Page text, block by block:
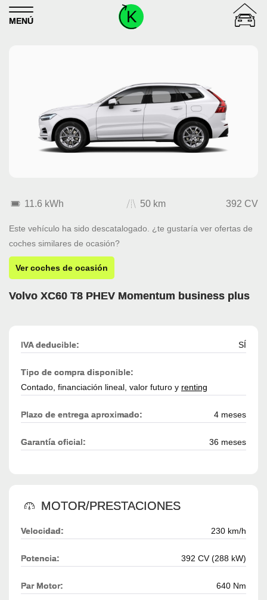
Skip to content
MENÚ
11.6 kWh 50 km 392 CV
Este vehículo ha sido descatalogado. ¿te gustaría ver ofertas de
coches similares de ocasión?
Ver coches de ocasión
Volvo XC60 T8 PHEV Momentum business plus
IVA deducible: SÍ
Tipo de compra disponible:
Contado, financiación lineal, valor futuro y renting
Plazo de entrega aproximado: 4 meses
Garantía oficial: 36 meses
MOTOR/PRESTACIONES
Velocidad: 230 km/h
Potencia: 392 CV (288 kW)
Par Motor: 640 Nm